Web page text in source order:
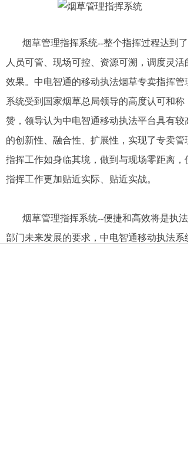
烟草管理指挥系统--整个指挥过程达到了
人员可管、现场可控、资源可溯，调度灵活的
效果。中电智通的移动执法烟草专卖指挥管理
系统受到国家烟草总局领导的高度认可和称
赞，领导认为中电智通移动执法平台具有较高
的创新性、融合性、扩展性，实现了专卖管理
指挥工作如身临其境，做到与现场零距离，使
指挥工作更加贴近实际、贴近实战。
烟草管理指挥系统--便捷和高效将是执法
部门未来发展的要求，中电智通移动执法系统